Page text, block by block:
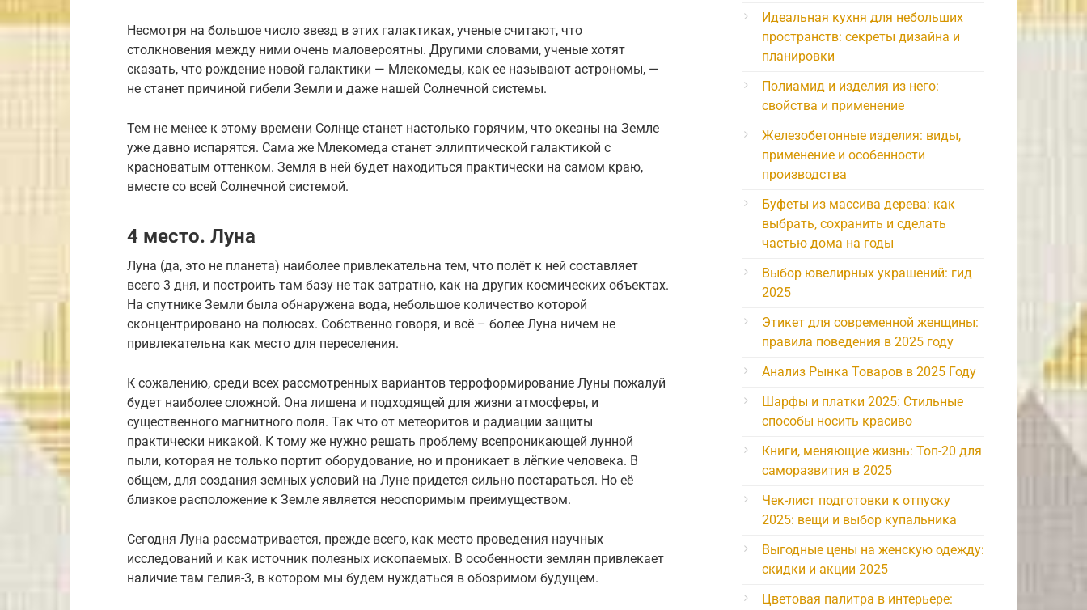
Несмотря на большое число звезд в этих галактиках, ученые считают, что
столкновения между ними очень маловероятны. Другими словами, ученые хотят
сказать, что рождение новой галактики — Млекомеды, как ее называют астрономы, —
не станет причиной гибели Земли и даже нашей Солнечной системы.
Тем не менее к этому времени Солнце станет настолько горячим, что океаны на Земле
уже давно испарятся. Сама же Млекомеда станет эллиптической галактикой с
красноватым оттенком. Земля в ней будет находиться практически на самом краю,
вместе со всей Солнечной системой.
4 место. Луна
Луна (да, это не планета) наиболее привлекательна тем, что полёт к ней составляет
всего 3 дня, и построить там базу не так затратно, как на других космических объектах.
На спутнике Земли была обнаружена вода, небольшое количество которой
сконцентрировано на полюсах. Собственно говоря, и всё – более Луна ничем не
привлекательна как место для переселения.
К сожалению, среди всех рассмотренных вариантов терроформирование Луны пожалуй
будет наиболее сложной. Она лишена и подходящей для жизни атмосферы, и
существенного магнитного поля. Так что от метеоритов и радиации защиты
практически никакой. К тому же нужно решать проблему всепроникающей лунной
пыли, которая не только портит оборудование, но и проникает в лёгкие человека. В
общем, для создания земных условий на Луне придется сильно постараться. Но её
близкое расположение к Земле является неоспоримым преимуществом.
Сегодня Луна рассматривается, прежде всего, как место проведения научных
исследований и как источник полезных ископаемых. В особенности землян привлекает
наличие там гелия-3, в котором мы будем нуждаться в обозримом будущем.
Идеальная кухня для небольших
пространств: секреты дизайна и
планировки
Полиамид и изделия из него:
свойства и применение
Железобетонные изделия: виды,
применение и особенности
производства
Буфеты из массива дерева: как
выбрать, сохранить и сделать
частью дома на годы
Выбор ювелирных украшений: гид
2025
Этикет для современной женщины:
правила поведения в 2025 году
Анализ Рынка Товаров в 2025 Году
Шарфы и платки 2025: Стильные
способы носить красиво
Книги, меняющие жизнь: Топ-20 для
саморазвития в 2025
Чек-лист подготовки к отпуску
2025: вещи и выбор купальника
Выгодные цены на женскую одежду:
скидки и акции 2025
Цветовая палитра в интерьере: